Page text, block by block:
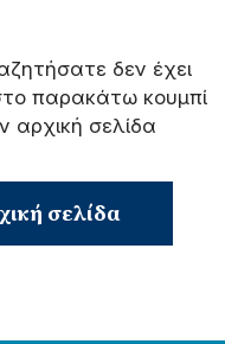
δεν έχει
παρακάτω κουμπί
αρχική σελίδα
σελίδα